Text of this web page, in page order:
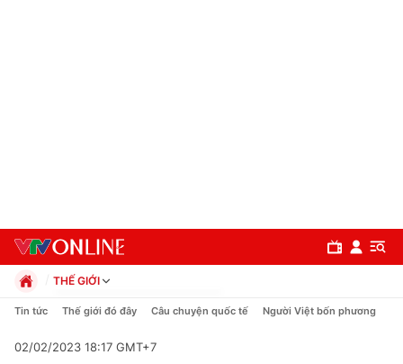
THẾ GIỚI
Chính trị
Pháp luật
Tin tức Thế giới đó đây Câu chuyện quốc tế Người Việt bốn phương
02/02/2023 18:17 GMT+7